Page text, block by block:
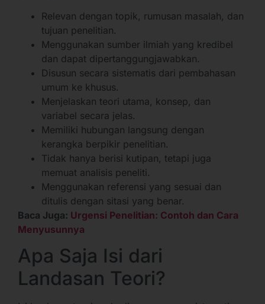
Relevan dengan topik, rumusan masalah, dan
tujuan penelitian.
Menggunakan sumber ilmiah yang kredibel
dan dapat dipertanggungjawabkan.
Disusun secara sistematis dari pembahasan
umum ke khusus.
Menjelaskan teori utama, konsep, dan
variabel secara jelas.
Memiliki hubungan langsung dengan
kerangka berpikir penelitian.
Tidak hanya berisi kutipan, tetapi juga
memuat analisis peneliti.
Menggunakan referensi yang sesuai dan
ditulis dengan sitasi yang benar.
Baca Juga: Urgensi Penelitian: Contoh dan Cara
Menyusunnya
Apa Saja Isi dari
Landasan Teori?